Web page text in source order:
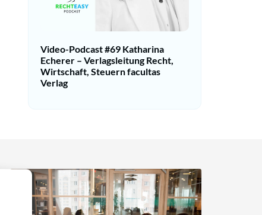
Video-Podcast #69 Katharina
Echerer – Verlagsleitung Recht,
Wirtschaft, Steuern facultas
Verlag